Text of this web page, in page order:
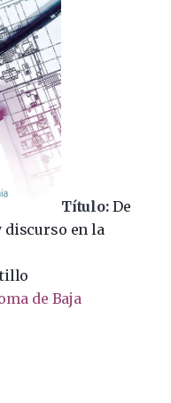
Título:De
discurso en la
de Baja